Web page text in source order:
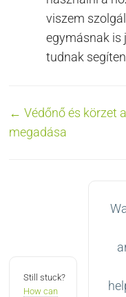
viszem
egymásnak is
tudnak
Doc
navigation
← Védőnő és körzet
megadása
Still stuck?
How can